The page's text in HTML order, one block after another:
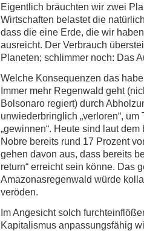
Eigentlich bräuchten wir zwei
Wirtschaften belastet die
dass die eine Erde, die wir
ausreicht. Der Verbrauch
Planeten; schlimmer noch: Das
Welche Konsequenzen das
Immer mehr Regenwald geht
Bolsonaro regiert) durch
unwiederbringlich „verloren“,
„gewinnen“. Heute sind laut
Nobre bereits rund 17 Prozent
gehen davon aus, dass bereits
return“ erreicht sein könne. Das
Amazonasregenwald würde
veröden.
Im Angesicht solch
Kapitalismus anpassungsfähig